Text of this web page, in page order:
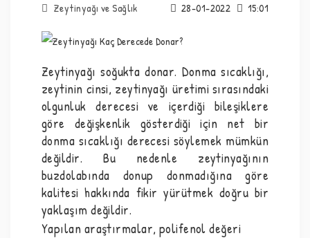
Zeytinyağı ve Sağlık 28-01-2022 15:01
Zeytinyağı soğukta donar. Donma sıcaklığı,
zeytinin cinsi, zeytinyağı üretimi sırasındaki
olgunluk derecesi ve içerdiği bileşiklere
göre değişkenlik gösterdiği için net bir
donma sıcaklığı derecesi söylemek mümkün
değildir. Bu nedenle zeytinyağının
buzdolabında donup donmadığına göre
kalitesi hakkında fikir yürütmek doğru bir
yaklaşım değildir.
Yapılan araştırmalar, polifenol değeri